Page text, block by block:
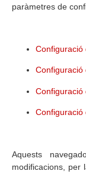
paràmetres de
Configuració
Configuració
Configuració
Configuració
Aquests
modificacions, per